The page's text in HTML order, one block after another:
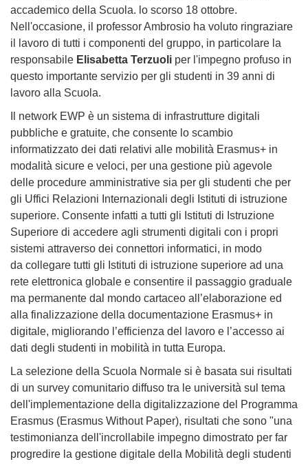
accademico della Scuola. lo scorso 18 ottobre.
Nell'occasione, il professor Ambrosio ha voluto ringraziare
il lavoro di tutti i componenti del gruppo, in particolare la
responsabile Elisabetta Terzuoli per l'impegno profuso in
questo importante servizio per gli studenti in 39 anni di
lavoro alla Scuola.
Il network EWP è un sistema di infrastrutture digitali
pubbliche e gratuite, che consente lo scambio
informatizzato dei dati relativi alle mobilità Erasmus+ in
modalità sicure e veloci, per una gestione più agevole
delle procedure amministrative sia per gli studenti che per
gli Uffici Relazioni Internazionali degli Istituti di istruzione
superiore. Consente infatti a tutti gli Istituti di Istruzione
Superiore di accedere agli strumenti digitali con i propri
sistemi attraverso dei connettori informatici, in modo
da collegare tutti gli Istituti di istruzione superiore ad una
rete elettronica globale e consentire il passaggio graduale
ma permanente dal mondo cartaceo all’elaborazione ed
alla finalizzazione della documentazione Erasmus+ in
digitale, migliorando l’efficienza del lavoro e l’accesso ai
dati degli studenti in mobilità in tutta Europa.
La selezione della Scuola Normale si è basata sui risultati
di un survey comunitario diffuso tra le università sul tema
dell'implementazione della digitalizzazione del Programma
Erasmus (Erasmus Without Paper), risultati che sono "una
testimonianza dell'incrollabile impegno dimostrato per far
progredire la gestione digitale della Mobilità degli studenti